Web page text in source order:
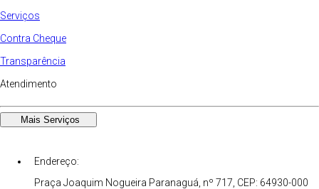
Serviços
Contra Cheque
Transparência
Atendimento
Mais Serviços
Endereço:
Praça Joaquim Nogueira Paranaguá, nº 717, CEP: 64930-000